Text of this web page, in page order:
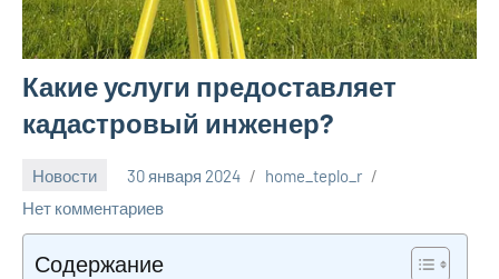
Какие услуги предоставляет
кадастровый инженер?
Новости 30 января 2024
home_teplo_r
Нет комментариев
Содержание